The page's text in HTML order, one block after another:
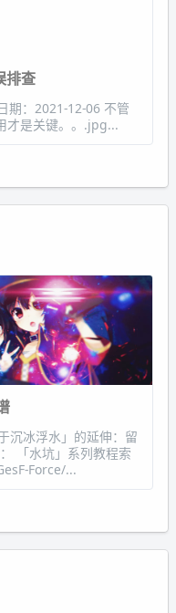
排查
期：2021-12-06 不管
才是关键。。.jpg...
沉冰浮水」的延伸：留
「水坑」系列教程索
Force/...